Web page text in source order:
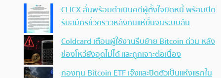
CLICX ลั่นพร้อมดำเนินคดีผู้ตั้งใจบิดหนี้ พร้อมปิด
รับสมัครชั่วคราวหลังคนแห่ยื่นจนระบบล้น
Coldcard เตือนผู้ใช้งานรีบย้าย Bitcoin ด่วน หลัง
ช่องโหว่ยังอุดไม่ได้ และถูกเจาะต่อเนื่อง
กองทุน Bitcoin ETF เจ๊งและปิดตัวเป็นแห่งแรกใน